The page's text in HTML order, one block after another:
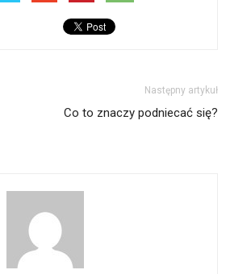
Następny artykuł
Co to znaczy podniecać się?